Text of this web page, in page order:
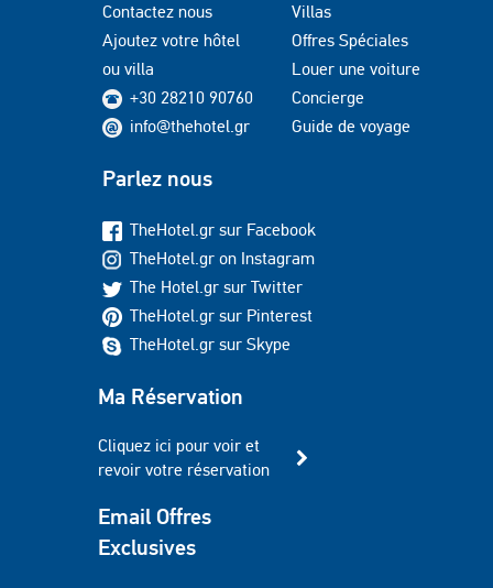
Contactez nous
Ajoutez votre hôtel
ou villa
+30 28210 90760
info@thehotel.gr
Villas
Offres Spéciales
Louer une voiture
Concierge
Guide de voyage
Parlez nous
TheHotel.gr sur Facebook
TheHotel.gr on Instagram
The Hotel.gr sur Twitter
TheHotel.gr sur Pinterest
TheHotel.gr sur Skype
Ma Réservation
Cliquez ici pour voir et
revoir votre réservation
Email Offres
Exclusives